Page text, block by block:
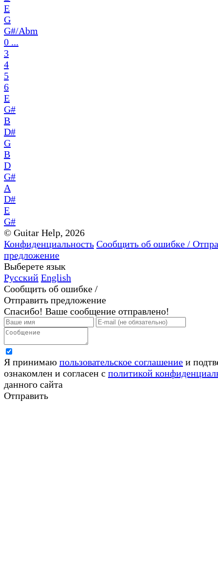
E
G
G#/Abm
0 ...
3
4
5
6
E
G#
B
D#
G
B
D
G#
A
D#
E
G#
© Guitar Help, 2026
Конфиденциальность Сообщить об ошибке /
предложение
Выберете язык
Русский English
Сообщить об ошибке /
Отправить предложение
Спасибо! Ваше сообщение отправлено!
Я принимаю пользовательское соглашение и
ознакомлен и согласен с политикой
данного сайта
Отправить